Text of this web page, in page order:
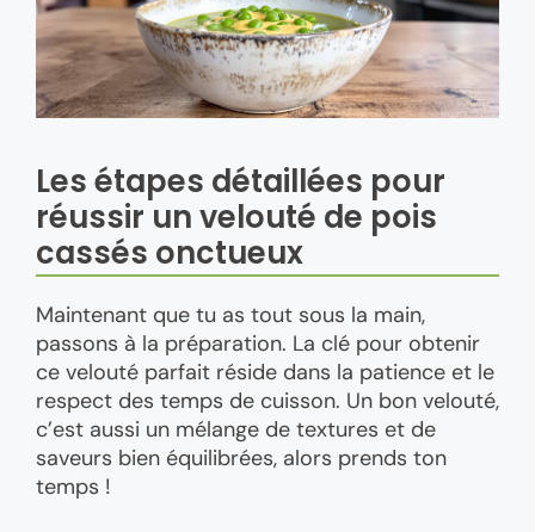
Les étapes détaillées pour
réussir un velouté de pois
cassés onctueux
Maintenant que tu as tout sous la main,
passons à la préparation. La clé pour obtenir
ce velouté parfait réside dans la patience et le
respect des temps de cuisson. Un bon velouté,
c’est aussi un mélange de textures et de
saveurs bien équilibrées, alors prends ton
temps !